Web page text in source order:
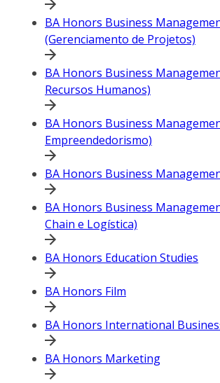
BA Honors Business
(Gerenciamento de Projetos)
BA Honors Business
Recursos Humanos)
BA Honors Business
Empreendedorismo)
BA Honors Business
BA Honors Business
Chain e Logística)
BA Honors Education Studies
BA Honors Film
BA Honors International
BA Honors Marketing